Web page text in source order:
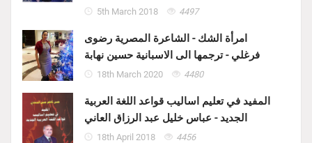
5th March 2018 4497
امرأة الشك - الشاعرة المصرية رضوى
فرغلي - ترجمها الى الاسبانية حسين نهابة
18th March 2020 4480
المفيد في تعليم اساليب قواعد اللغة العربية
الجديد - عباس خليل عبد الرزاق العاني
18th April 2018 4456